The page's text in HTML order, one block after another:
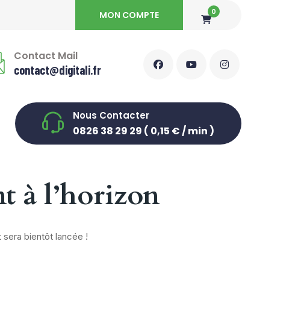
MON COMPTE 0
Contact Mail
contact@digitali.fr
Nous Contacter
0826 38 29 29 ( 0,15 € / min )
à l’horizon
sera bientôt lancée !